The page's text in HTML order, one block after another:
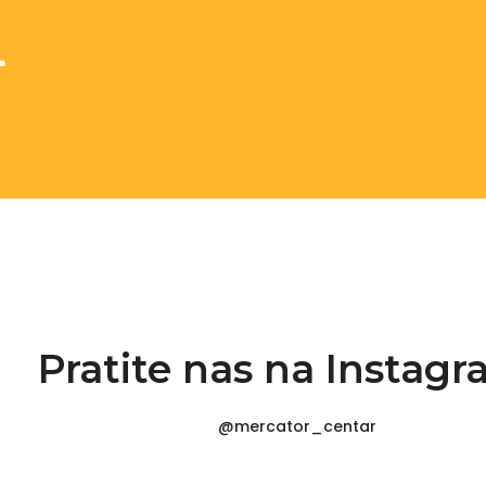
Pratite nas na
@mercator_centar